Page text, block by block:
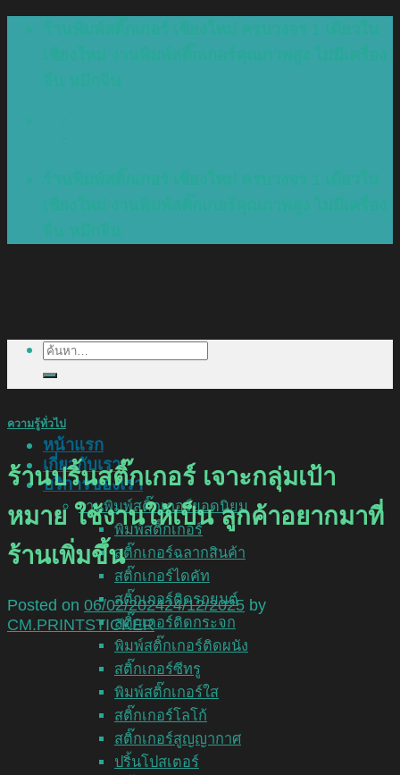
หน้าแรก
เกี่ยวกับเรา
บริการของเรา
งานพิมพ์สติ๊กเกอร์ยอดนิยม
พิมพ์สติ๊กเกอร์
สติ๊กเกอร์ฉลากสินค้า
สติ๊กเกอร์ไดคัท
สติ๊กเกอร์ติดรถยนต์
สติ๊กเกอร์ติดกระจก
พิมพ์สติ๊กเกอร์ติดผนัง
สติ๊กเกอร์ซีทรู
พิมพ์สติ๊กเกอร์ใส
สติ๊กเกอร์โลโก้
สติ๊กเกอร์สูญญากาศ
ปริ้นโปสเตอร์
ค้นหา:
ความรู้ทั่วไป
ร้านปริ้นสติ๊กเกอร์ เจาะกลุ่มเป้า
หมาย ใช้งานให้เป็น ลูกค้าอยากมาที่
ร้านเพิ่มขึ้น
Posted on 06/02/202424/12/2025 by
CM.PRINTSTICKER